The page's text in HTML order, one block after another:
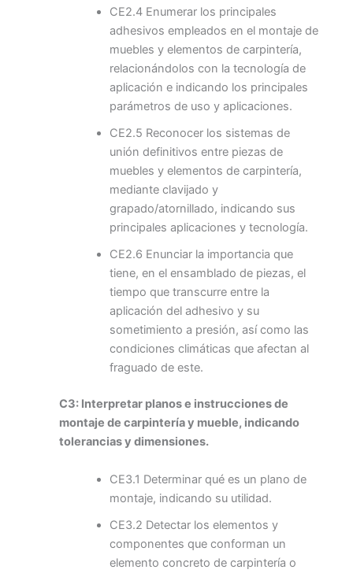
CE2.4 Enumerar los principales
adhesivos empleados en el montaje de
muebles y elementos de carpintería,
relacionándolos con la tecnología de
aplicación e indicando los principales
parámetros de uso y aplicaciones.
CE2.5 Reconocer los sistemas de
unión definitivos entre piezas de
muebles y elementos de carpintería,
mediante clavijado y
grapado/atornillado, indicando sus
principales aplicaciones y tecnología.
CE2.6 Enunciar la importancia que
tiene, en el ensamblado de piezas, el
tiempo que transcurre entre la
aplicación del adhesivo y su
sometimiento a presión, así como las
condiciones climáticas que afectan al
fraguado de este.
C3: Interpretar planos e instrucciones de
montaje de carpintería y mueble, indicando
tolerancias y dimensiones.
CE3.1 Determinar qué es un plano de
montaje, indicando su utilidad.
CE3.2 Detectar los elementos y
componentes que conforman un
elemento concreto de carpintería o